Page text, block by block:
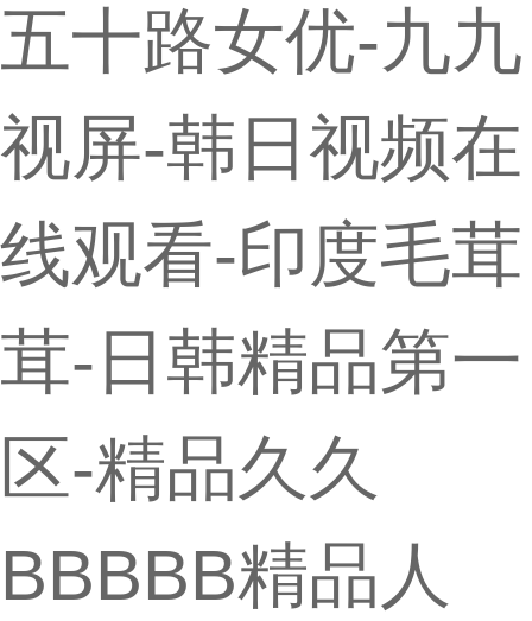
五十路女优-九九
视屏-韩日视频在
线观看-印度毛茸
茸-日韩精品第一
区-精品久久
BBBBB精品人